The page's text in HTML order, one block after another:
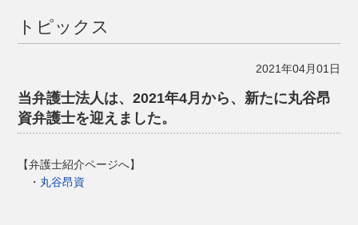
トピックス
2021年04月01日
当弁護士法人は、2021年4月から、新たに丸谷昂
資弁護士を迎えました。
【弁護士紹介ページへ】
・ 丸谷昂資